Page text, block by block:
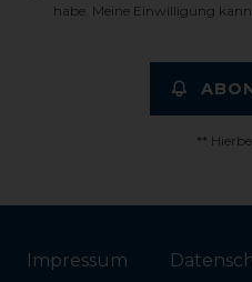
habe. Meine Einwilligung
**
Impressum